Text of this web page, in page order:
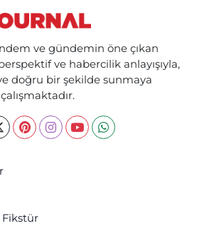
ve gündemin öne çıkan
ve habercilik anlayışıyla,
doğru bir şekilde sunmaya
çalışmaktadır.